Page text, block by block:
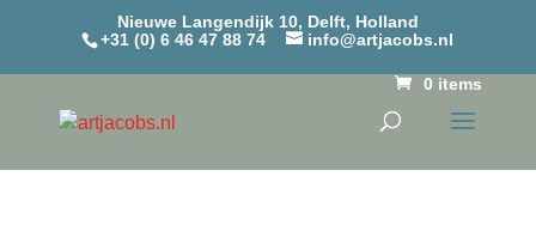
Nieuwe Langendijk 10, Delft, Holland
+31 (0) 6 46 47 88 74
info@artjacobs.nl
0 items